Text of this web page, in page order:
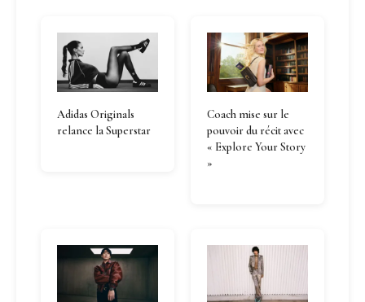
Adidas Originals
relance la Superstar
Coach mise sur le
pouvoir du récit avec
« Explore Your Story
»